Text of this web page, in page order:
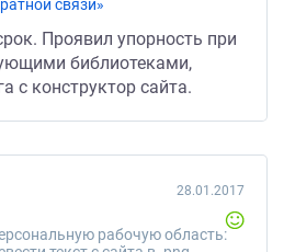
связи»
Проявил упорность при
библиотеками,
с конструктор сайта.
рабочую область:
28.01.2017